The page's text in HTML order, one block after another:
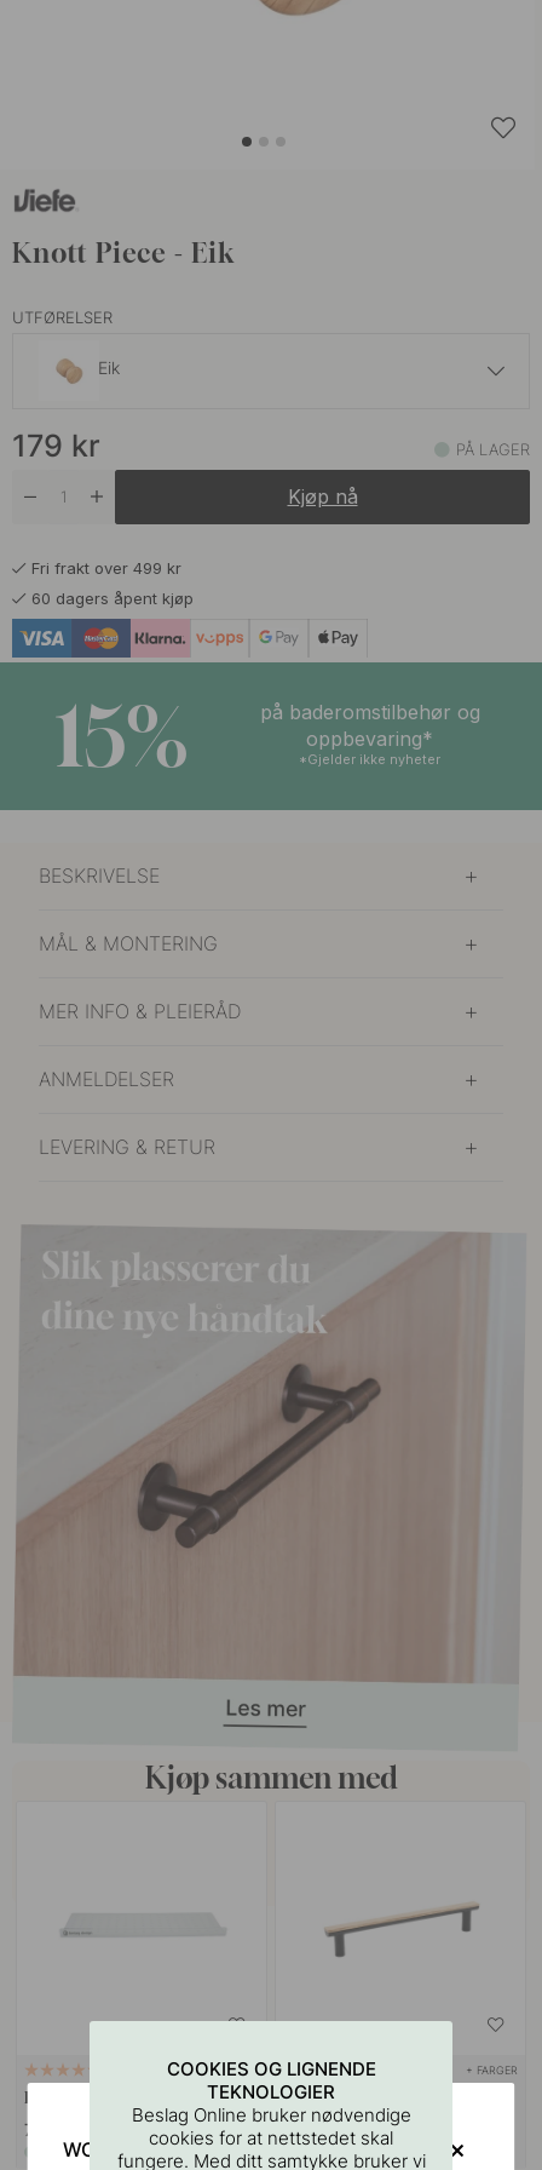
Knott Piece - Eik
UTFØRELSER
Eik
Matt Sort På lager
På lager
179 kr PÅ LAGER
Kjøp nå
Fri frakt over 499 kr
60 dagers åpent kjøp
15%
på baderomstilbehør og
oppbevaring*
*Gjelder ikke nyheter
BESKRIVELSE
MÅL & MONTERING
MER INFO & PLEIERÅD
ANMELDELSER
LEVERING & RETUR
Kjøp sammen med
Boremal for Håndtak & Knotter
75 kr
På lager
+ FARGER
Håndtak Bis - 160mm - Eik/Sort
439 kr
På lager
COOKIES OG LIGNENDE
TEKNOLOGIER
Beslag Online bruker nødvendige
cookies for at nettstedet skal
fungere. Med ditt samtykke bruker vi
WOULD YOU RATHER VISIT?